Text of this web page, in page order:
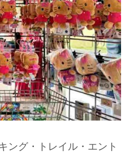
ング・トレイル・エント